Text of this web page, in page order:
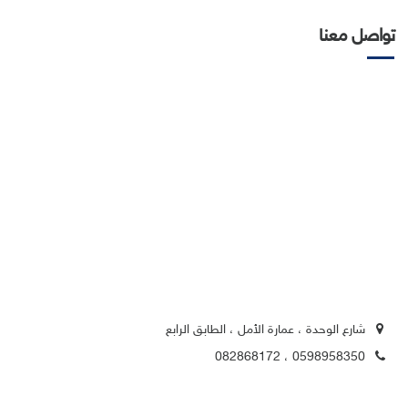
تواصل معنا
شارع الوحدة ، عمارة الأمل ، الطابق الرابع
0598958350 ، 082868172